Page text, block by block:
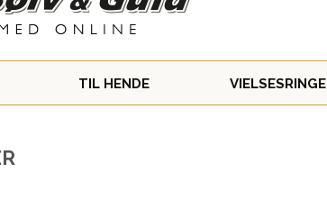
TIL HENDE VIELSESRINGE